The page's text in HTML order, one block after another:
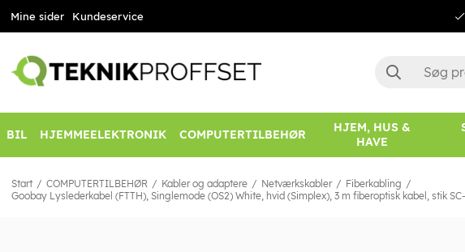
Mine sider Kundeservice
BIL HJEMMEELEKTRONIK COMPUTERTILBEHØR
HJEM, HUS &
HAVE
Start COMPUTERTILBEHØR Kabler og adaptere Netværkskabler
Fiberkabling
Goobay Lyslederkabel (FTTH), Singlemode (OS2) White, hvid (Simplex), 3 m fiberoptisk kabel, stik